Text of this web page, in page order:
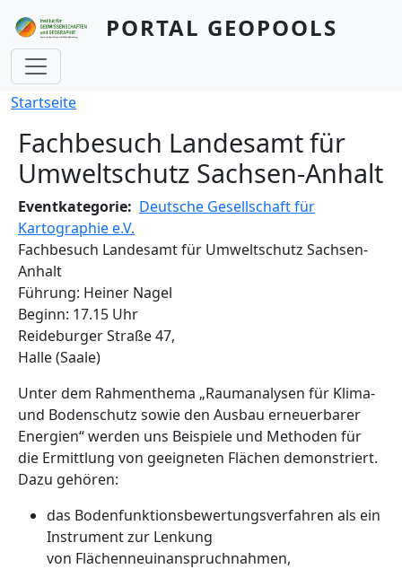
PORTAL GEOPOOLS
Pfadnavigation
Startseite
Fachbesuch Landesamt für
Umweltschutz Sachsen-Anhalt
Eventkategorie
Deutsche Gesellschaft für
Kartographie e.V.
Fachbesuch Landesamt für Umweltschutz Sachsen-
Anhalt
Führung: Heiner Nagel
Beginn: 17.15 Uhr
Reideburger Straße 47,
Halle (Saale)
Unter dem Rahmenthema „Raumanalysen für Klima-
und Bodenschutz sowie den Ausbau erneuerbarer
Energien“ werden uns Beispiele und Methoden für
die Ermittlung von geeigneten Flächen demonstriert.
Dazu gehören:
das Bodenfunktionsbewertungsverfahren als ein
Instrument zur Lenkung
von Flächenneuinanspruchnahmen,